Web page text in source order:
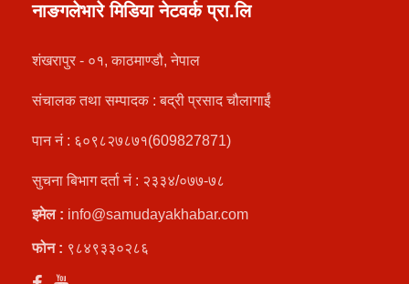
नाङगलेभारे मिडिया नेटवर्क प्रा.लि
शंखरापुर - ०१, काठमाण्डौ, नेपाल
संचालक तथा सम्पादक : बद्री प्रसाद चौलागाईं
पान नं : ६०९८२७८७१(609827871)
सुचना बिभाग दर्ता नं : २३३४/०७७-७८
इमेल : info@samudayakhabar.com
फोन : ९८४९३३०२८६